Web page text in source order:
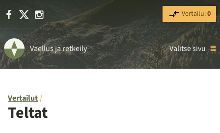
Facebook Instagram Vertailu:0
Vaellus ja retkeily Valitse sivu
Vertailut
Teltat